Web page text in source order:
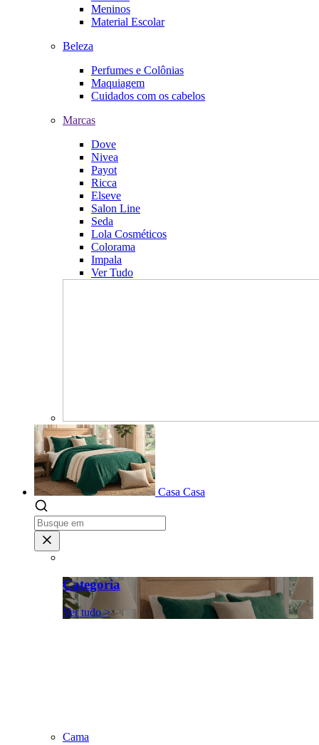
Meninos
Material Escolar
Beleza
Perfumes e Colônias
Maquiagem
Cuidados com os cabelos
Marcas
Dove
Nivea
Payot
Ricca
Elseve
Salon Line
Seda
Lola Cosméticos
Colorama
Impala
Ver Tudo
Casa Casa
Categoria
Ver tudo >
Cama